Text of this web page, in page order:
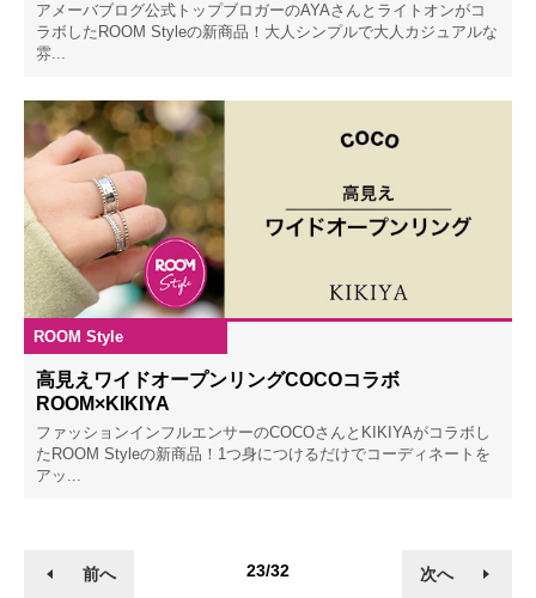
アメーバブログ公式トップブロガーのAYAさんとライトオンがコ
ラボしたROOM Styleの新商品！大人シンプルで大人カジュアルな
雰...
ROOM Style
高見えワイドオープンリングCOCOコラボ
ROOM×KIKIYA
ファッションインフルエンサーのCOCOさんとKIKIYAがコラボし
たROOM Styleの新商品！1つ身につけるだけでコーディネートを
アッ...
前へ 23/32 次へ